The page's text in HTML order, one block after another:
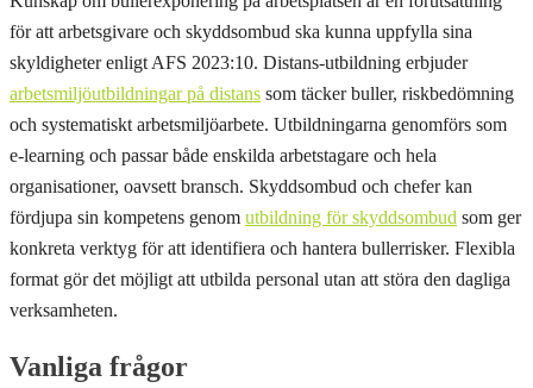
för att arbetsgivare och skyddsombud ska kunna uppfylla sina
skyldigheter enligt AFS 2023:10. Distans-utbildning erbjuder
arbetsmiljöutbildningar på distans som täcker buller, riskbedömning
och systematiskt arbetsmiljöarbete. Utbildningarna genomförs som
e-learning och passar både enskilda arbetstagare och hela
organisationer, oavsett bransch. Skyddsombud och chefer kan
fördjupa sin kompetens genom utbildning för skyddsombud som ger
konkreta verktyg för att identifiera och hantera bullerrisker. Flexibla
format gör det möjligt att utbilda personal utan att störa den dagliga
verksamheten.
Vanliga frågor